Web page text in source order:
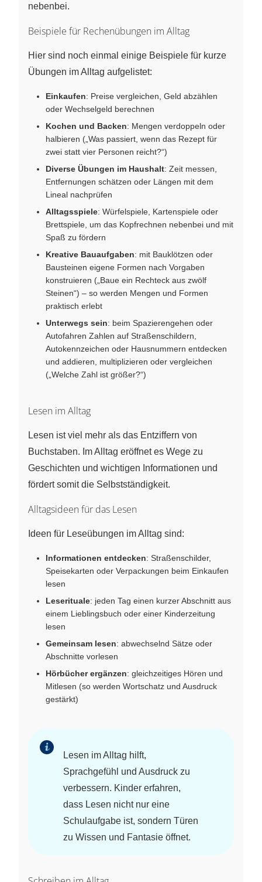
nebenbei.
Beispiele für Rechenübungen im Alltag
Hier sind noch einmal einige Beispiele für kurze
Übungen im Alltag aufgelistet:
Einkaufen: Preise vergleichen, Geld abzählen
oder Wechselgeld berechnen
Kochen und Backen: Mengen verdoppeln oder
halbieren („Was passiert, wenn das Rezept für
zwei statt vier Personen reicht?“)
Diverse Übungen im Haushalt: Zeit messen,
Entfernungen schätzen oder Längen mit dem
Lineal nachprüfen
Alltagsspiele: Würfelspiele, Kartenspiele oder
Brettspiele, um das Kopfrechnen nebenbei und mit
Spaß zu fördern
Kreative Bauaufgaben: mit Bauklötzen oder
Bausteinen eigene Formen nach Vorgaben
konstruieren („Baue ein Rechteck aus zwölf
Steinen“) – so werden Mengen und Formen
praktisch erlebt
Unterwegs sein: beim Spazierengehen oder
Autofahren Zahlen auf Straßenschildern,
Autokennzeichen oder Hausnummern entdecken
und addieren, multiplizieren oder vergleichen
(„Welche Zahl ist größer?“)
Lesen im Alltag
Lesen ist viel mehr als das Entziffern von
Buchstaben. Im Alltag eröffnet es Wege zu
Geschichten und wichtigen Informationen und
fördert somit die Selbstständigkeit.
Alltagsideen für das Lesen
Ideen für Leseübungen im Alltag sind:
Informationen entdecken: Straßenschilder,
Speisekarten oder Verpackungen beim Einkaufen
lesen
Leserituale: jeden Tag einen kurzer Abschnitt aus
einem Lieblingsbuch oder einer Kinderzeitung
lesen
Gemeinsam lesen: abwechselnd Sätze oder
Abschnitte vorlesen
Hörbücher ergänzen: gleichzeitiges Hören und
Mitlesen (so werden Wortschatz und Ausdruck
gestärkt)
Lesen im Alltag hilft,
Sprachgefühl und Ausdruck zu
verbessern. Kinder erfahren,
dass Lesen nicht nur eine
Schulaufgabe ist, sondern Türen
zu Wissen und Fantasie öffnet.